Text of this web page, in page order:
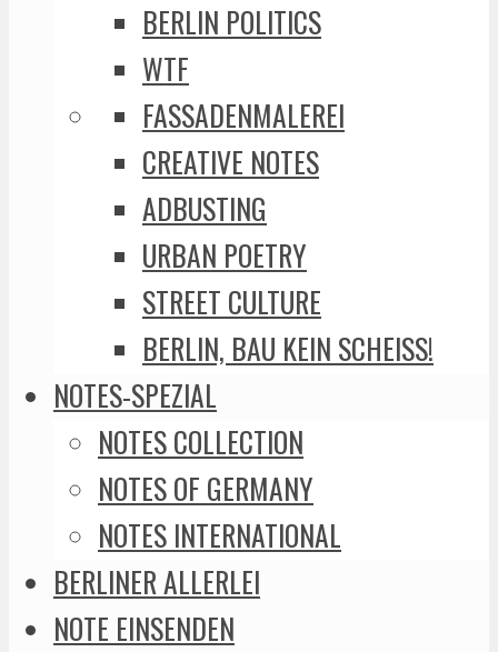
BERLIN POLITICS
WTF
FASSADENMALEREI
CREATIVE NOTES
ADBUSTING
URBAN POETRY
STREET CULTURE
BERLIN, BAU KEIN SCHEISS!
NOTES-SPEZIAL
NOTES COLLECTION
NOTES OF GERMANY
NOTES INTERNATIONAL
BERLINER ALLERLEI
NOTE EINSENDEN